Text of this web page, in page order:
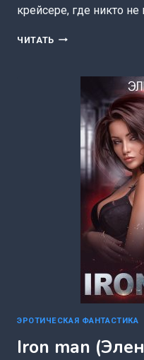
крейсере, где никто
ЧИТАТЬ ОМЕГА
МУЖЕЙ
АРМАНДА)
ЭРОТИЧЕСКАЯ ФАНТАСТИКА
Iron man